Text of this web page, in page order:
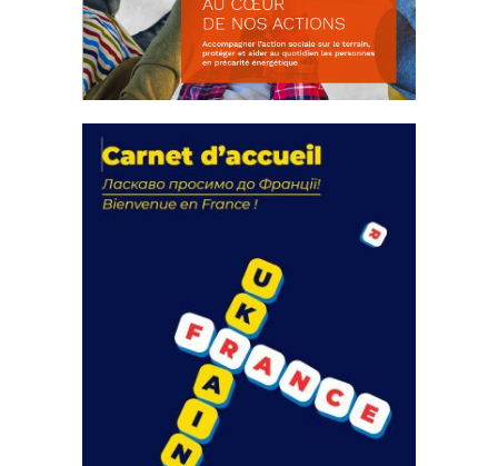
actions
18 septembre 2023
FEUILLETER